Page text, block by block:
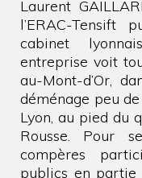
Laurent
l’ERAC-
cabinet
entreprise voit
au-Mont-d’Or,
déménage peu
Lyon, au pied du
Rousse. Pour
compères
publics en partie